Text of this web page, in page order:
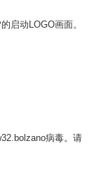
启动LOGO画面。
病毒。请